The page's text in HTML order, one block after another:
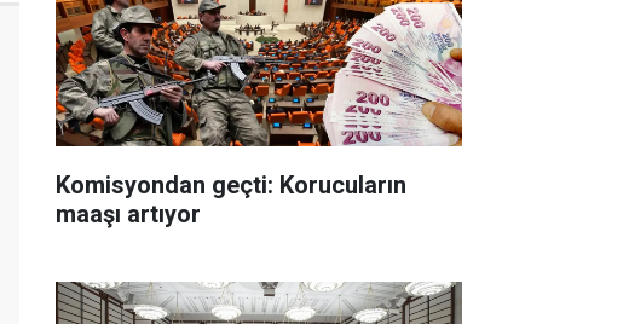
Komisyondan geçti: Korucuların
maaşı artıyor